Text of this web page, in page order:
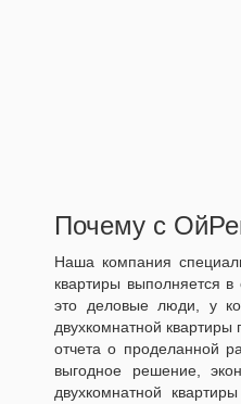
Почему с
Наша компания
квартиры выполняется
это деловые люди, у
двухкомнатной
отчета о проделанной
выгодное решение,
двухкомнатной